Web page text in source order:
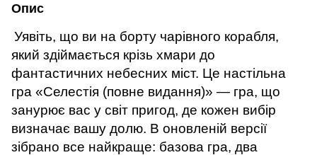
Опис
Уявіть, що ви на борту чарівного корабля,
який здіймається крізь хмари до
фантастичних небесних міст. Це настільна
гра «Селестія (повне видання)» — гра, що
занурює вас у світ пригод, де кожен вибір
визначає вашу долю. В оновленій версії
зібрано все найкраще: базова гра, два